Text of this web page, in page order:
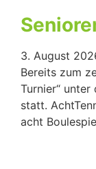
3. August
Bereits zum
Turnier“ unter
statt.
acht